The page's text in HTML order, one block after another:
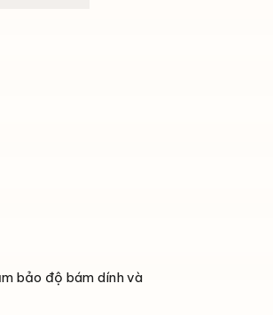
bảo độ bám dính và